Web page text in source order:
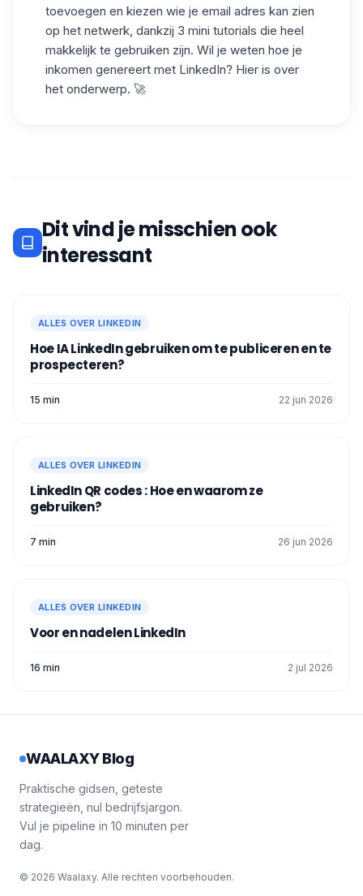
toevoegen en kiezen wie je email adres kan zien
op het netwerk, dankzij 3 mini tutorials die heel
makkelijk te gebruiken zijn. Wil je weten hoe je
inkomen genereert met LinkedIn? Hier is over
het onderwerp. 🚀
Dit vind je misschien ook
interessant
ALLES OVER LINKEDIN
Hoe IA LinkedIn gebruiken om te publiceren en te
prospecteren?
15 min 22 jun 2026
ALLES OVER LINKEDIN
LinkedIn QR codes : Hoe en waarom ze
gebruiken?
7 min 26 jun 2026
ALLES OVER LINKEDIN
Voor en nadelen LinkedIn​
16 min 2 jul 2026
WAALAXY Blog
Praktische gidsen, geteste
strategieën, nul bedrijfsjargon.
Vul je pipeline in 10 minuten per
dag.
© 2026 Waalaxy. Alle rechten voorbehouden.